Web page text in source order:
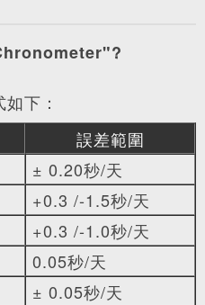
下：
誤差範圍
± 0.20秒/天
+0.3 /-1.5秒/天
+0.3 /-1.0秒/天
0.05秒/天
± 0.05秒/天